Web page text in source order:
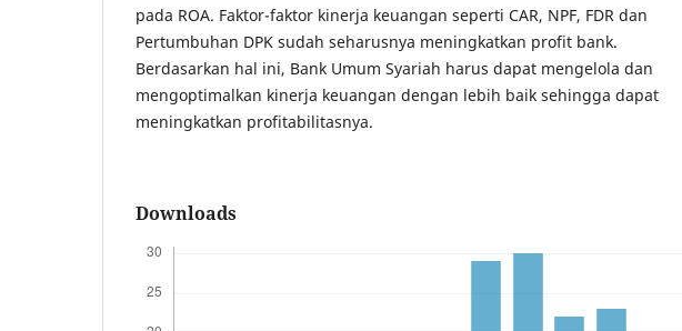
pada ROA. Faktor-faktor kinerja keuangan seperti CAR, NPF, FDR dan
Pertumbuhan DPK sudah seharusnya meningkatkan profit bank.
Berdasarkan hal ini, Bank Umum Syariah harus dapat mengelola dan
mengoptimalkan kinerja keuangan dengan lebih baik sehingga dapat
meningkatkan profitabilitasnya.
Downloads